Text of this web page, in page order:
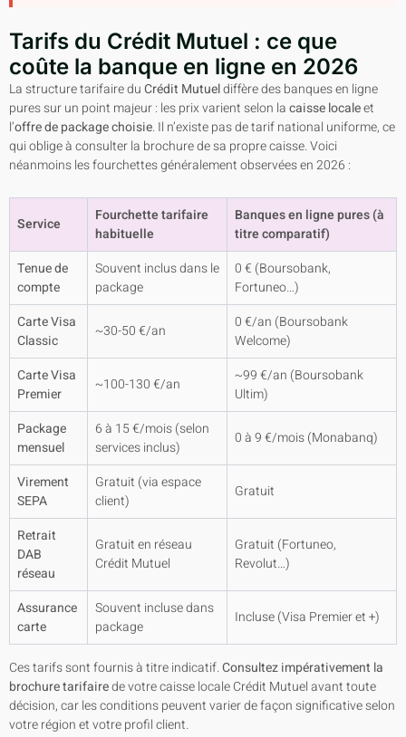
Tarifs du Crédit Mutuel : ce que
coûte la banque en ligne en 2026
La structure tarifaire duCrédit Mutueldiffère des banques en ligne
pures sur un point majeur : les prix varient selon lacaisse localeet
l’offre de package choisie. Il n’existe pas de tarif national uniforme, ce
qui oblige à consulter la brochure de sa propre caisse. Voici
néanmoins les fourchettes généralement observées en 2026 :
Service
Fourchette tarifaire
habituelle
Banques en ligne pures (à
titre comparatif)
Tenue de
compte
Souvent inclus dans le
package
0 € (Boursobank,
Fortuneo…)
Carte Visa
Classic
~30-50 €/an
0 €/an (Boursobank
Welcome)
Carte Visa
Premier
~100-130 €/an
~99 €/an (Boursobank
Ultim)
Package
mensuel
6 à 15 €/mois (selon
services inclus)
0 à 9 €/mois (Monabanq)
Virement
SEPA
Gratuit (via espace
client)
Gratuit
Retrait
DAB
réseau
Gratuit en réseau
Crédit Mutuel
Gratuit (Fortuneo,
Revolut…)
Assurance
carte
Souvent incluse dans
package
Incluse (Visa Premier et +)
Ces tarifs sont fournis à titre indicatif.Consultez impérativement la
brochure tarifairede votre caisse locale Crédit Mutuel avant toute
décision, car les conditions peuvent varier de façon significative selon
votre région et votre profil client.